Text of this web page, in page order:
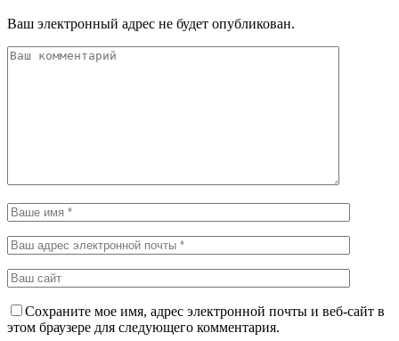
Ваш электронный адрес не будет опубликован.
Сохраните мое имя, адрес электронной почты и веб-сайт в
этом браузере для следующего комментария.